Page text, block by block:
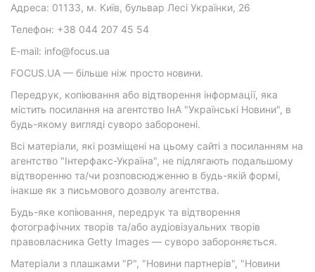
Адреса: 01133, м. Київ, бульвар Лесі Українки, 26
Телефон: +38 044 207 45 54
E-mail: info@focus.ua
FOCUS.UA — більше ніж просто новини.
Передрук, копіювання або відтворення інформації, яка
містить посилання на агентство ІнА "Українські Новини", в
будь-якому вигляді суворо заборонені.
Всі матеріали, які розміщені на цьому сайті з посиланням на
агентство "Інтерфакс-Україна", не підлягають подальшому
відтворенню та/чи розповсюдженню в будь-якій формі,
інакше як з письмового дозволу агентства.
Будь-яке копіювання, передрук та відтворення
фотографічних творів та/або аудіовізуальних творів
правовласника Getty Images — суворо забороняється.
Матеріали з плашками "Р", "Новини партнерів", "Новини